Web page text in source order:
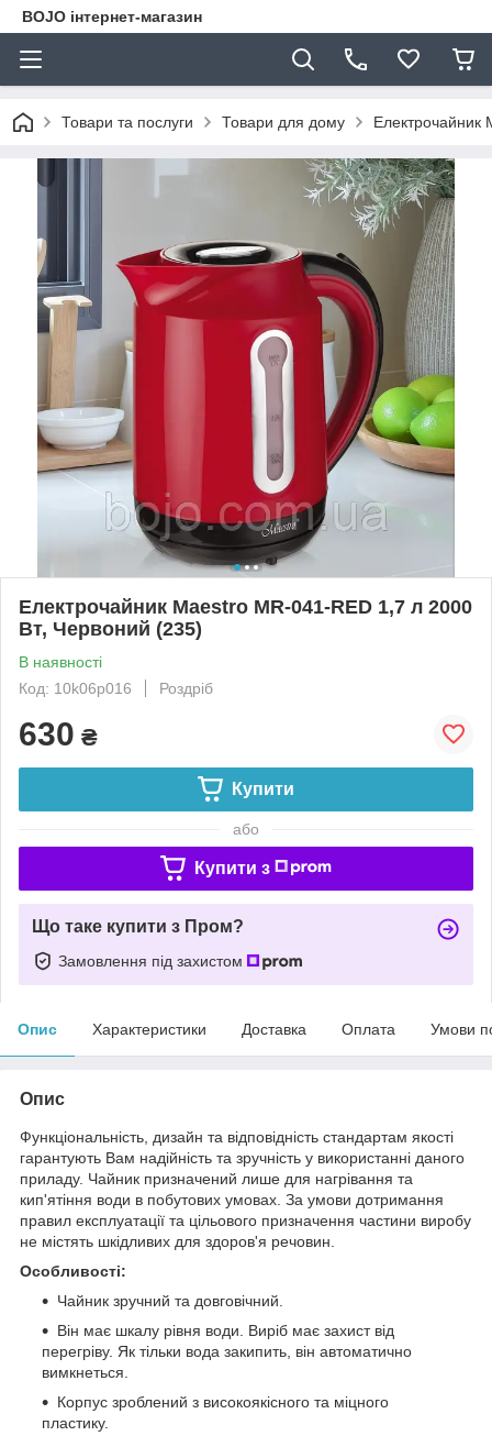
BOJO інтернет-магазин
Товари та послуги Товари для дому Електрочайник
Електрочайник Maestro MR-041-RED 1,7 л 2000
Вт, Червоний (235)
В наявності
Код: 10k06p016
Роздріб
630 ₴
Купити
або
Купити з
Що таке купити з Пром?
Замовлення під захистом
Опис Характеристики Доставка Оплата Умови
Опис
Функціональність, дизайн та відповідність стандартам якості
гарантують Вам надійність та зручність у використанні даного
приладу. Чайник призначений лише для нагрівання та
кип'ятіння води в побутових умовах. За умови дотримання
правил експлуатації та цільового призначення частини виробу
не містять шкідливих для здоров'я речовин.
Особливості:
Чайник зручний та довговічний.
Він має шкалу рівня води. Виріб має захист від
перегріву. Як тільки вода закипить, він автоматично
вимкнеться.
Корпус зроблений з високоякісного та міцного
пластику.